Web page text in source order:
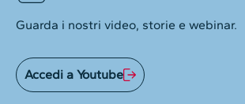
Guarda i nostri video, storie e webinar.
Accedi a Youtube